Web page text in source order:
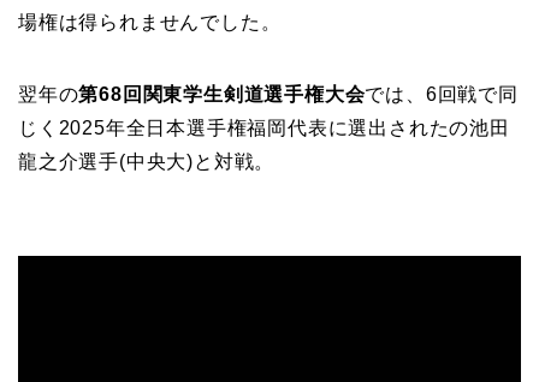
場権は得られませんでした。
翌年の第68回関東学生剣道選手権大会では、6回戦で同
じく2025年全日本選手権福岡代表に選出されたの池田
龍之介選手(中央大)と対戦。